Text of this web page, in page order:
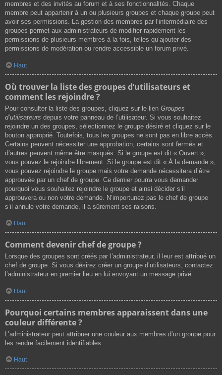
membres et des invités au forum et à ses fonctionnalités. Chaque
membre peut appartenir à un ou plusieurs groupes et chaque groupe peut
avoir ses permissions. La gestion des membres par l’intermédiaire des
groupes permet aux administrateurs de modifier rapidement les
permissions de plusieurs membres à la fois, telles qu’ajouter des
permissions de modération ou rendre accessible un forum privé.
Haut
Où trouver la liste des groupes d’utilisateurs et
comment les rejoindre ?
Pour consulter la liste des groupes, cliquez sur le lien Groupes
d’utilisateurs depuis votre panneau de l’utilisateur. Si vous souhaitez
rejoindre un des groupes, sélectionnez le groupe désiré et cliquez sur le
bouton approprié. Toutefois, tous les groupes ne sont pas en libre accès.
Certains peuvent nécessiter une approbation, certains sont fermés et
d’autres peuvent même être masqués. Si le groupe est dit « Ouvert »,
vous pouvez le rejoindre librement. Si le groupe est dit « À la demande »,
vous pouvez rejoindre le groupe mais votre demande nécessitera d’être
approuvée par un chef de groupe. Ce dernier pourra vous demander
pourquoi vous souhaitez rejoindre le groupe et ainsi décider s’il
approuvera ou non votre demande. N’importunez pas le chef de groupe
s’il annule votre demande, il a sûrement ses raisons.
Haut
Comment devenir chef de groupe ?
Lorsque des groupes sont créés par l’administrateur, il leur est attribué un
chef de groupe. Si vous désirez créer un groupe d’utilisateurs, contactez
l’administrateur en premier lieu en lui envoyant un message privé.
Haut
Pourquoi certains membres apparaissent dans une
couleur différente ?
L’administrateur peut attribuer une couleur aux membres d’un groupe pour
les rendre facilement identifiables.
Haut